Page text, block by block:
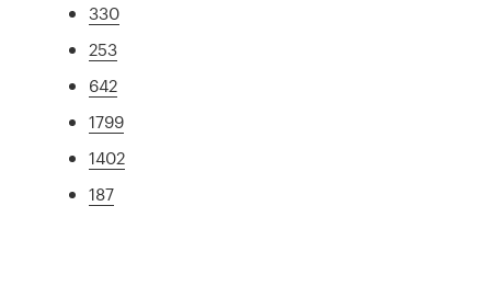
330
253
642
1799
1402
187